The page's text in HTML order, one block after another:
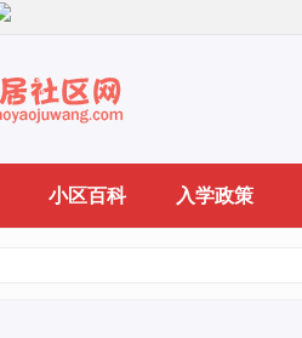
小区百科 入学政策